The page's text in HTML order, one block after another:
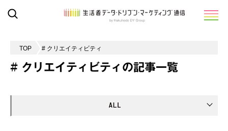
TOP # クリエイティビティ
# クリエイティビティの記事一覧